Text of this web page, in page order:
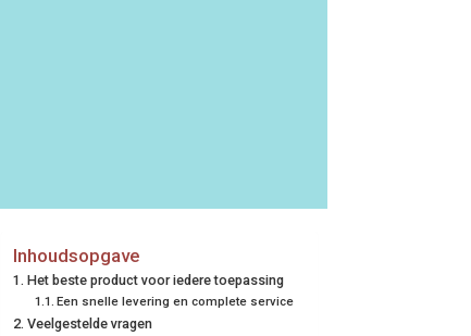
Inhoudsopgave
Het beste product voor iedere toepassing
Een snelle levering en complete service
Veelgestelde vragen